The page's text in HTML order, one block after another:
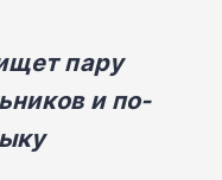
пару
и по-